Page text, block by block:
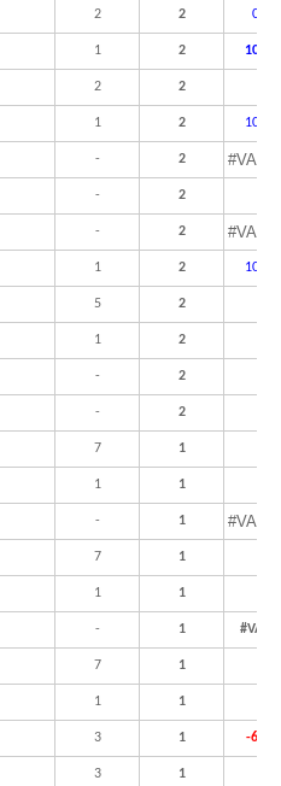
2 2 0,0%
1 2
2 2
1 2
- 2
- 2
- 2
1 2
5 2
1 2
- 2
- 2
7 1
1 1
- 1
7 1
1 1
- 1
7 1
1 1
3 1 -
3 1